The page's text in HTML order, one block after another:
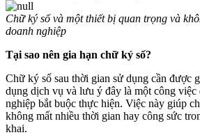
Chữ ký số và một thiết bị quan trọng và
doanh nghiệp
Tại sao nên gia hạn chữ ký số?
Chữ ký số sau thời gian sử dụng cần được
dụng dịch vụ và lưu ý đây là một công việc
nghiệp bắt buộc thực hiện. Việc này giúp
không mất nhiều thời gian hay công sức
khai.